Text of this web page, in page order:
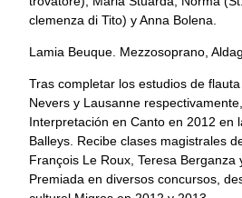
clemenza di Tito) y Anna Bolena.
Lamia Beuque. Mezzosoprano,
Tras completar los estudios de
Nevers y Lausanne
Interpretación en Canto en 2012 en
Balleys. Recibe clases magistrales
François Le Roux, Teresa Berganza
Premiada en diversos concursos,